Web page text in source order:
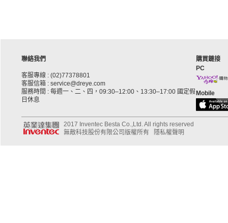
聯絡我們
客服專線 : (02)77378801
客服信箱 : service@dreye.com
服務時間 : 每週一、二、四，09:30–12:00、13:30–17:00 國定假
日休息
購買鏈接
PC
Mobile
2017 Inventec Besta Co.,Ltd. All rights reserved
無敵科技股份有限公司版權所有
隱私權聲明